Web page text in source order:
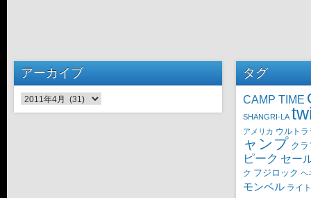
アーカイブ
アーカイブ
タグ
CAMP TIME
SHANGRI-LA
アメリカ ウルト
ャンプ ク
ピーク セー
ク フジロック ヘ
モンベル ライト